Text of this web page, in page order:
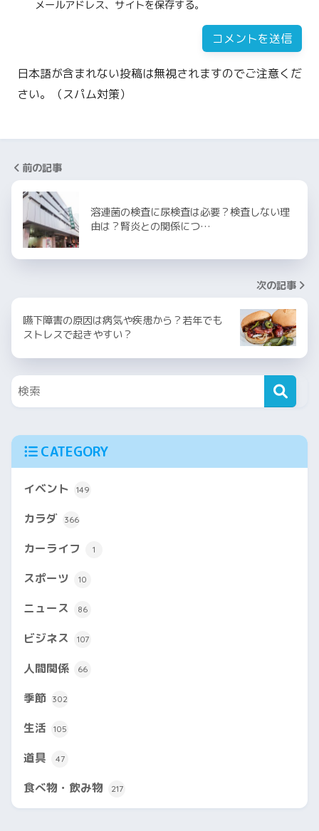
メールアドレス、サイトを保存する。
日本語が含まれない投稿は無視されますのでご注意くだ
さい。（スパム対策）
前の記事
溶連菌の検査に尿検査は必要？検査しない理
由は？腎炎との関係につ…
次の記事
嚥下障害の原因は病気や疾患から？若年でも
ストレスで起きやすい？
CATEGORY
イベント 149
カラダ 366
カーライフ 1
スポーツ 10
ニュース 86
ビジネス 107
人間関係 66
季節 302
生活 105
道具 47
食べ物・飲み物 217